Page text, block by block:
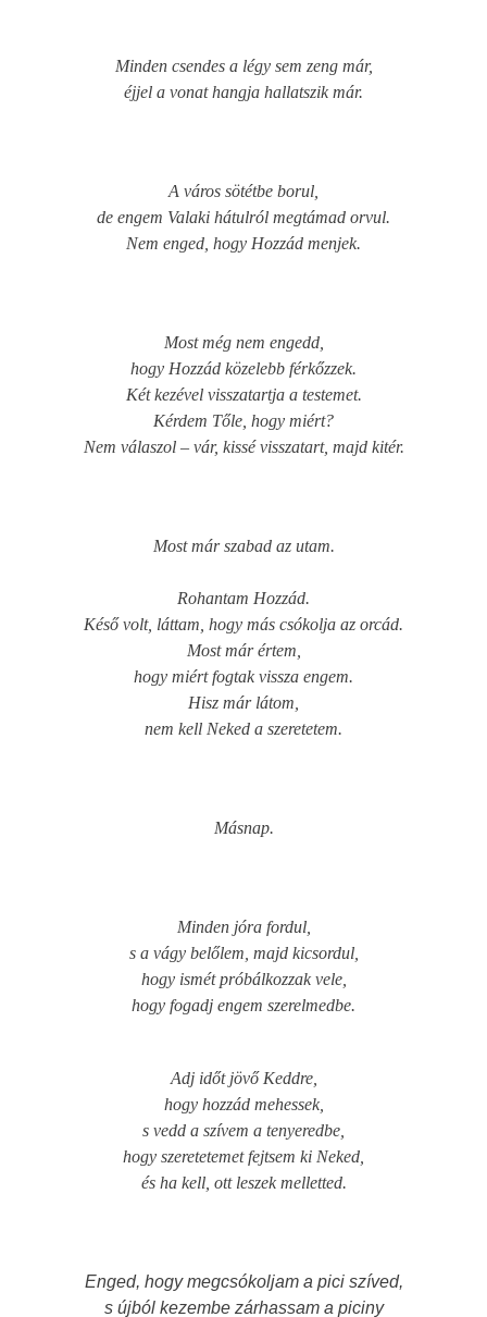
Minden csendes a légy sem zeng már,
éjjel a vonat hangja hallatszik már.
A város sötétbe borul,
de engem Valaki hátulról megtámad orvul.
Nem enged, hogy Hozzád menjek.
Most még nem engedd,
hogy Hozzád közelebb férkőzzek.
Két kezével visszatartja a testemet.
Kérdem Tőle, hogy miért?
Nem válaszol – vár, kissé visszatart, majd kitér.
Most már szabad az utam.
Rohantam Hozzád.
Késő volt, láttam, hogy más csókolja az orcád.
Most már értem,
hogy miért fogtak vissza engem.
Hisz már látom,
nem kell Neked a szeretetem.
Másnap.
Minden jóra fordul,
s a vágy belőlem, majd kicsordul,
hogy ismét próbálkozzak vele,
hogy fogadj engem szerelmedbe.
Adj időt jövő Keddre,
hogy hozzád mehessek,
s vedd a szívem a tenyeredbe,
hogy szeretetemet fejtsem ki Neked,
és ha kell, ott leszek melletted.
Enged, hogy megcsókoljam a pici szíved,
s újból kezembe zárhassam a piciny